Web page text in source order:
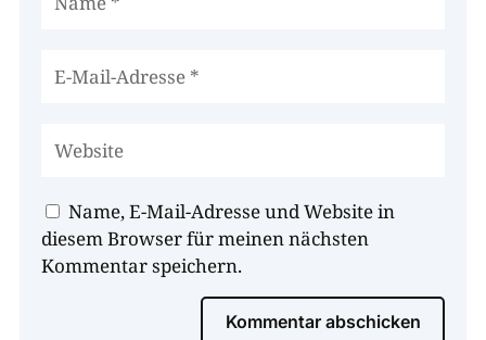
Name, E-Mail-Adresse und Website in
diesem Browser für meinen nächsten
Kommentar speichern.
Kommentar abschicken